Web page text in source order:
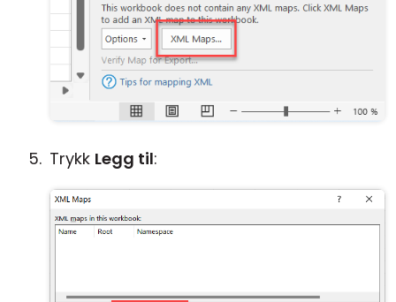
Trykk Legg til: